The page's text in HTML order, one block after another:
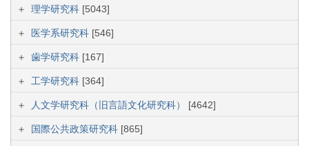
理学研究科 [5043]
医学系研究科 [546]
歯学研究科 [167]
工学研究科 [364]
人文学研究科（旧言語文化研究科） [4642]
国際公共政策研究科 [865]